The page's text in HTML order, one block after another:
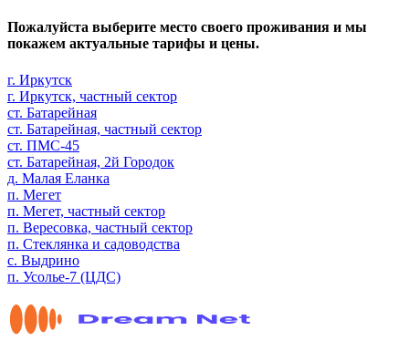
Пожалуйста выберите место своего проживания и мы
покажем актуальные тарифы и цены.
г. Иркутск
г. Иркутск, частный сектор
ст. Батарейная
ст. Батарейная, частный сектор
ст. ПМС-45
ст. Батарейная, 2й Городок
д. Малая Еланка
п. Мегет
п. Мегет, частный сектор
п. Вересовка, частный сектор
п. Стеклянка и садоводства
с. Выдрино
п. Усолье-7 (ЦДС)